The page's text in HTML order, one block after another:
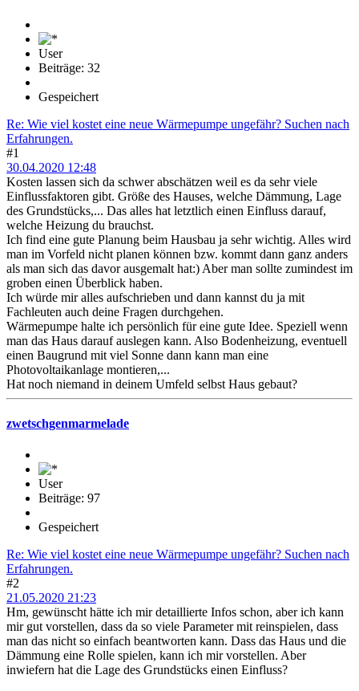
User
Beiträge: 32
Gespeichert
Re: Wie viel kostet eine neue Wärmepumpe ungefähr? Suchen nach
Erfahrungen.
#1
30.04.2020 12:48
Kosten lassen sich da schwer abschätzen weil es da sehr viele
Einflussfaktoren gibt. Größe des Hauses, welche Dämmung, Lage
des Grundstücks,... Das alles hat letztlich einen Einfluss darauf,
welche Heizung du brauchst.
Ich find eine gute Planung beim Hausbau ja sehr wichtig. Alles wird
man im Vorfeld nicht planen können bzw. kommt dann ganz anders
als man sich das davor ausgemalt hat:) Aber man sollte zumindest im
groben einen Überblick haben.
Ich würde mir alles aufschrieben und dann kannst du ja mit
Fachleuten auch deine Fragen durchgehen.
Wärmepumpe halte ich persönlich für eine gute Idee. Speziell wenn
man das Haus darauf auslegen kann. Also Bodenheizung, eventuell
einen Baugrund mit viel Sonne dann kann man eine
Photovoltaikanlage montieren,...
Hat noch niemand in deinem Umfeld selbst Haus gebaut?
zwetschgenmarmelade
User
Beiträge: 97
Gespeichert
Re: Wie viel kostet eine neue Wärmepumpe ungefähr? Suchen nach
Erfahrungen.
#2
21.05.2020 21:23
Hm, gewünscht hätte ich mir detaillierte Infos schon, aber ich kann
mir gut vorstellen, dass da so viele Parameter mit reinspielen, dass
man das nicht so einfach beantworten kann. Dass das Haus und die
Dämmung eine Rolle spielen, kann ich mir vorstellen. Aber
inwiefern hat die Lage des Grundstücks einen Einfluss?